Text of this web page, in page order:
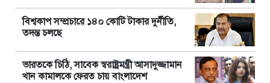
বিশ্বকাপ সম্প্রচারে ১৪০ কোটি টাকার দুর্নীতি,
তদন্ত চলছে
ভারতকে চিঠি, সাবেক স্বরাষ্ট্রমন্ত্রী আসাদুজ্জামান
খান কামালকে ফেরত চায় বাংলাদেশ